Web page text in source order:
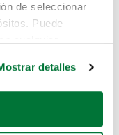
de seleccionar
Puede
geográfica
detalles
estás